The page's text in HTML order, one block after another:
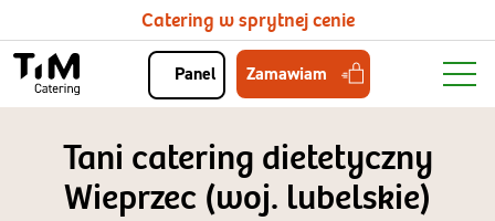
Catering w sprytnej cenie
Panel Zamawiam
Tani catering dietetyczny
Wieprzec (woj. lubelskie)